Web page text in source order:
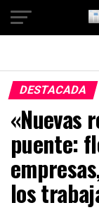
DESTACADA
«Nuevas
puente:
los